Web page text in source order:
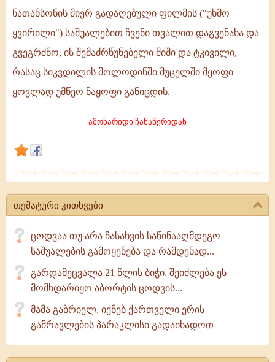
ნათანსონის მიერ გადაღებული ფილმის ("უხმო
ყვირილი") საშუალებით ჩვენი თვალით დაგვენახა და
გვეგრძნო, ის შემაძრწუნებელი შიში და ტკივილი,
რასაც სიკვდილის მოლოდინში მუცელში მყოფი
ყოვლად უმწეო ნაყოფი განიცდის.
ამონარიდი ჩანაწერიდან
თემატური კითხვები
ცოდვაა თუ არა ჩასახვის საწინააღმდეგო
საშუალების გამოყენება და რამდენად...
გარდამეცვალა 21 წლის ბიჭი. შეიძლება ეს
მომხდარიყო აბორტის ცოდვის...
მამა გაბრიელ, იქნებ ქართველი ერის
გამრავლების პარაკლისი გადაიხადოთ